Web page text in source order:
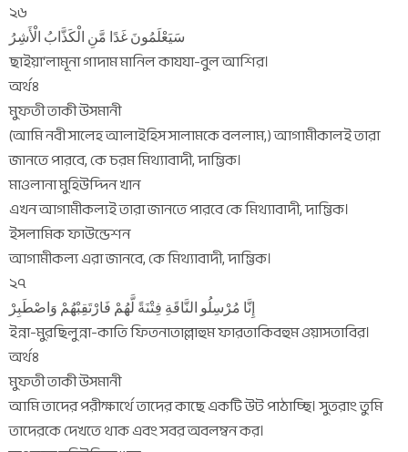
২৬
سَيَعْلَمُونَ غَدًا مَّنِ الْكَذَّابُ الْأَشِرُ
ছাইয়া‘লামূনা গাদাম মানিল কাযযা-বুল আশির।
অর্থঃ
মুফতী তাকী উসমানী
(আমি নবী সালেহ আলাইহিস সালামকে বললাম,) আগামীকালই তারা
জানতে পারবে, কে চরম মিথ্যাবাদী, দাম্ভিক।
মাওলানা মুহিউদ্দিন খান
এখন আগামীকল্যই তারা জানতে পারবে কে মিথ্যাবাদী, দাম্ভিক।
ইসলামিক ফাউন্ডেশন
আগামীকল্য এরা জানবে, কে মিথ্যাবাদী, দাম্ভিক।
২৭
إِنَّا مُرْسِلُو النَّاقَةِ فِتْنَةً لَّهُمْ فَارْتَقِبْهُمْ وَاصْطَبِرْ
ইন্না-মুরছিলুন্না-কাতি ফিতনাতাল্লাহুম ফারতাকিবহুম ওয়াসতাবির।
অর্থঃ
মুফতী তাকী উসমানী
আমি তাদের পরীক্ষার্থে তাদের কাছে একটি উট পাঠাচ্ছি। সুতরাং তুমি
তাদেরকে দেখতে থাক এবং সবর অবলম্বন কর।